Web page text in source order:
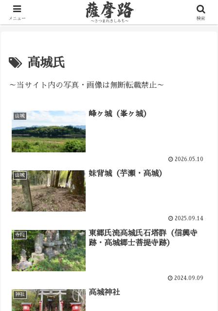
写真で辿る薩摩の歴史路
高城氏
～当サイト内の写真・画像は無断転載禁止～
山城 峰ヶ城（峯ヶ城）
2026.05.10
山城 妹背城（芋瀬・高城）
2025.09.14
寺院
東郷氏流高城氏石塔群（信興寺
跡・高城郷士菩提寺跡）
2024.09.09
神社 高城神社
メニュー 検索